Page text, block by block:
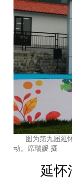
图为第九届延
动。席瑞媛 摄
延怀河